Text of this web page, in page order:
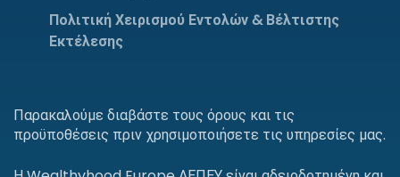
Πολιτική Χειρισμού Εντολών & Βέλτιστης
Εκτέλεσης
Παρακαλούμε διαβάστε τους όρους και τις
προϋποθέσεις πριν χρησιμοποιήσετε τις υπηρεσίες μας.